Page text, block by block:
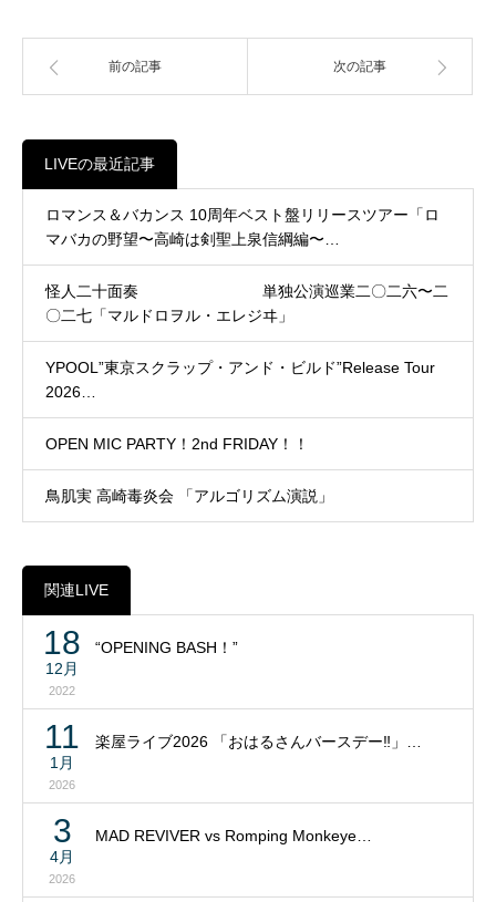
前の記事 次の記事
LIVEの最近記事
ロマンス＆バカンス 10周年ベスト盤リリースツアー「ロ
マバカの野望〜高崎は剣聖上泉信綱編〜…
怪人二十面奏 単独公演巡業二〇二六〜二
〇二七「マルドロヲル・エレジヰ」
YPOOL”東京スクラップ・アンド・ビルド”Release Tour
2026…
OPEN MIC PARTY！2nd FRIDAY！！
鳥肌実 高崎毒炎会 「アルゴリズム演説」
関連LIVE
18
12月
2022
“OPENING BASH！”
11
1月
2026
楽屋ライブ2026 「おはるさんバースデー‼」…
3
4月
2026
MAD REVIVER vs Romping Monkeye…